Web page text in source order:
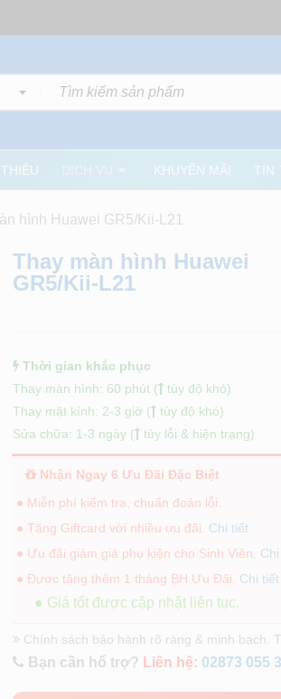
DỊCH VỤ KHUYẾN MÃI TIN
hình Huawei GR5/Kii-L21
Thay màn hình Huawei
GR5/Kii-L21
Thời gian khắc phục
Thay màn hình: 60 phút (
tùy độ khó)
Thay mặt kính: 2-3 giờ (
tùy độ khó)
Sửa chữa: 1-3 ngày (
tùy lỗi & hiện trạng)
Nhận Ngay 6 Ưu Đãi Đặc Biệt
● Miễn phí kiểm tra, chuẩn đoán lỗi.
● Tặng Giftcard với nhiều ưu đãi. Chi tiết
● Ưu đãi giảm giá phụ kiện cho Sinh Viên.
● Được tặng thêm 1 tháng BH Ưu Đãi. Chi tiết
● Giá tốt được cập nhật liên tục.
Chính sách bảo hành rõ ràng & minh bạch.
Bạn cần hổ trợ? Liên hệ: 02873 055